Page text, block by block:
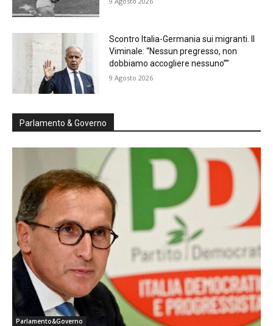
Scontro Italia-Germania sui migranti. Il
Viminale: “Nessun pregresso, non
dobbiamo accogliere nessuno””
9 Agosto 2026
Parlamento & Governo
Parlamento&Governo